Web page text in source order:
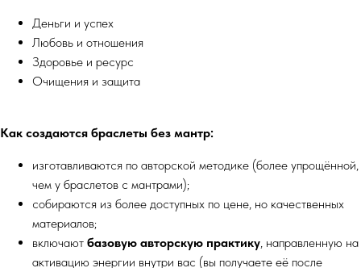
Деньги и успех
Любовь и отношения
Здоровье и ресурс
Очищения и защита
Как создаются браслеты без мантр:
изготавливаются по авторской методике (более упрощённой,
чем у браслетов с мантрами);
собираются из более доступных по цене, но качественных
материалов;
включают базовую авторскую практику, направленную на
активацию энергии внутри вас (вы получаете её после